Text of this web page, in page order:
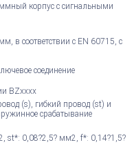
корпус с сигнальными
в соответствии с EN 60715, с
соединение
BZxxxx
(s), гибкий провод (st) и
срабатывание
st*: 0,08?2,5? мм2, f*: 0,14?1,5?